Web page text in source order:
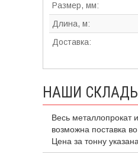
Размер, мм:
Длина, м:
Доставка:
НАШИ СКЛАДЫ
Весь металлопрокат
возможна поставка
Цена за тонну